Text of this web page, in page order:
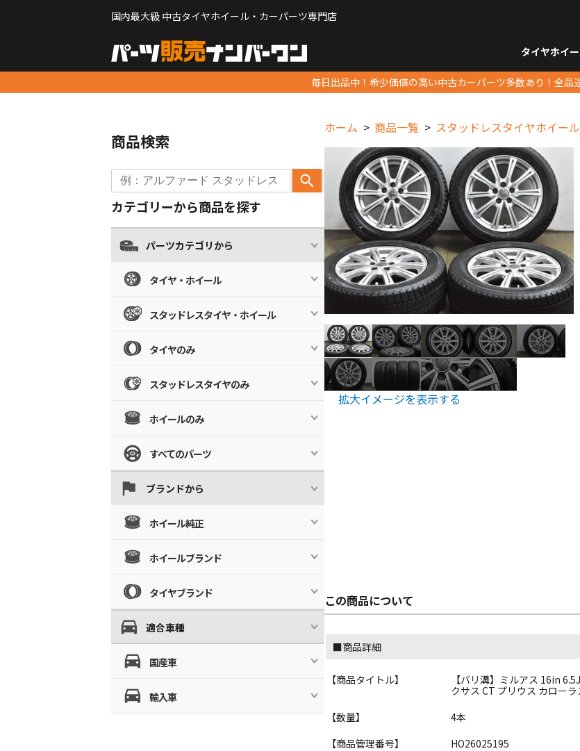
国内最大級 中古タイヤホイール・カーパーツ専門店
タイヤホイ
毎日出品中！希少価値の高い中古カーパーツ多数あり！全品
ホーム 商品一覧 スタッドレスタイヤホイー
拡大イメージを表示する
この商品について
■商品詳細
【商品タイトル】
【バリ溝】ミルアス 16in
クサス CT プリウス カロー
【数量】
4本
【商品管理番号】
HO26025195
商品検索
カテゴリーから商品を探す
パーツカテゴリから
タイヤ・ホイール
スタッドレスタイヤ・ホイール
タイヤのみ
スタッドレスタイヤのみ
ホイールのみ
すべてのパーツ
ブランドから
ホイール純正
ホイールブランド
タイヤブランド
適合車種
国産車
輸入車